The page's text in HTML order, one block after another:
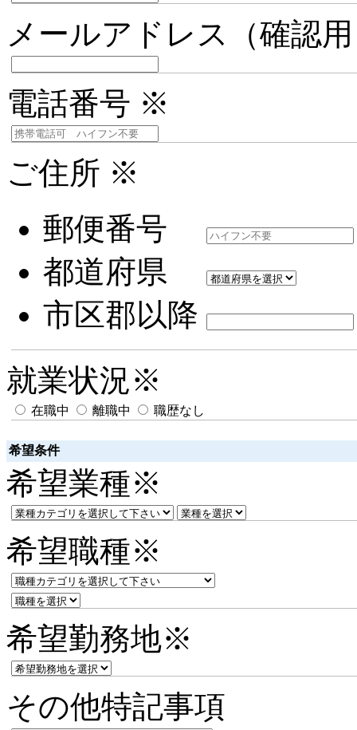
メールアドレス（確認
電話番号 ※
ご住所 ※
郵便番号
都道府県
市区郡以降
就業状況※
在職中 離職中 職歴なし
希望条件
希望業種※
希望職種※
希望勤務地※
その他特記事項